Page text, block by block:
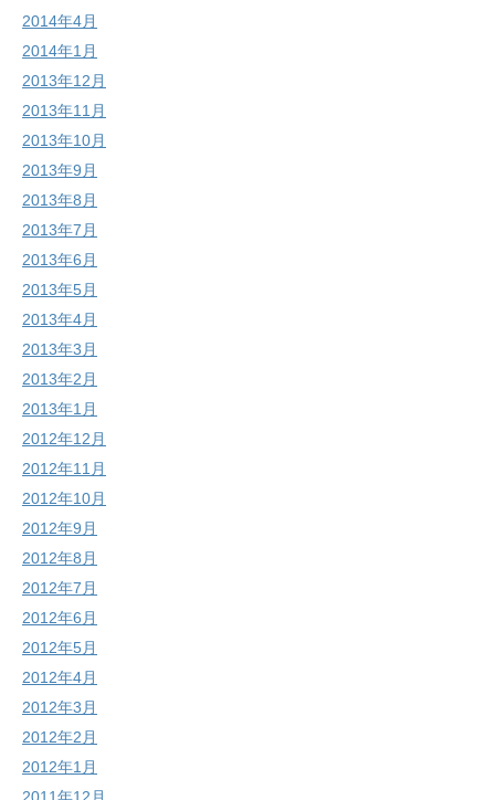
2014年4月
2014年1月
2013年12月
2013年11月
2013年10月
2013年9月
2013年8月
2013年7月
2013年6月
2013年5月
2013年4月
2013年3月
2013年2月
2013年1月
2012年12月
2012年11月
2012年10月
2012年9月
2012年8月
2012年7月
2012年6月
2012年5月
2012年4月
2012年3月
2012年2月
2012年1月
2011年12月